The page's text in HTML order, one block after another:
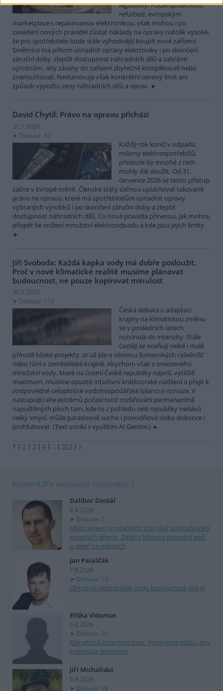
legislativy. Podle společnosti
refurbed, evropským
marketplace s repasovanou elektronikou, však mohou i po
zavedení nových pravidel zůstat náklady na opravy natolik vysoké,
že pro spotřebitele bude stále výhodnější koupit nové zařízení.
Směrnice má přitom usnadnit opravy elektroniky i po skončení
záruční doby, zlepšit dostupnost náhradních dílů a zabránit
výrobcům, aby zásahy do zařízení zbytečně komplikovali nebo
znemožňovali. Nestanovuje však konkrétní cenový limit ani
způsob výpočtu ceny náhradních dílů a oprav.
David Chytil: Právo na opravu přichází
31.7.2026
Diskuse: 32
Každý rok končí v odpadu
miliony elektrospotřebičů,
přestože by mnohé z nich
mohly dál sloužit. Od 31.
července 2026 se tento přístup
začne v Evropě měnit. Členské státy začnou uplatňovat takzvané
právo na opravu, které má spotřebitelům usnadnit opravy
vybraných výrobků i po skončení záruční doby a zlepšit
dostupnost náhradních dílů. Co nová pravidla přinesou, jak mohou
přispět ke snížení množství elektroodpadu a kde jsou jejich limity.
Jiří Svoboda: Každá kapka vody má dobře posloužit.
Proč v nové klimatické realitě musíme plánovat
budoucnost, ne pouze kopírovat minulost
30.7.2026
Diskuse: 112
Česká debata o adaptaci
krajiny na klimatickou změnu
se v posledních letech
rozvinula do intenzity. Stále
častěji se oceňují velké i malé
přírodě blízké projekty, ať už jde o obnovu šumavských rašelinišť
nebo tůní v zemědělské krajině. Abychom však z omezeného
množství vody, které na území České republiky naprší, vytěžili
maximum, musíme opustit intuitivní krátkozraké nadšení a přejít k
zodpovědné celoplošné vodohospodářské bilanci a rozvaze. V
nastupující éře extrémů počasí totiž rozšiřování permanentně
napuštěných ploch tam, kde to z pohledu celé republiky nedává
velký smysl, může paradoxně sucho i povodňová rizika dokonce i
prohlubovat. (Text vznikl s využitím AI Gemini.)
1 | 2 | 3 | 4 | .. | 513 | »
komentáře nejnovější nejčtenější
Dalibor Dostál
8.8.2026
Diskuse: 2
Místo kosení vyprahlých trávníků odstraňování
invazních dřevin. Změny klimatu promění péči
o zeleň ve městech
Jan Palaščák
7.8.2026
Diskuse: 13
Ohrožuje nedostatek vody budoucnost jádra?
Eliška Vidomus
6.8.2026
Diskuse: 36
Klimatická krize není over. Vyzýváme vládu, aby
ji přestala ignorovat
Jiří Michalisko
6.8.2026
Diskuse: 18